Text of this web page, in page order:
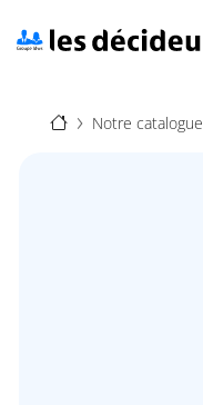
au
contenu
Fil
Notre catalogue